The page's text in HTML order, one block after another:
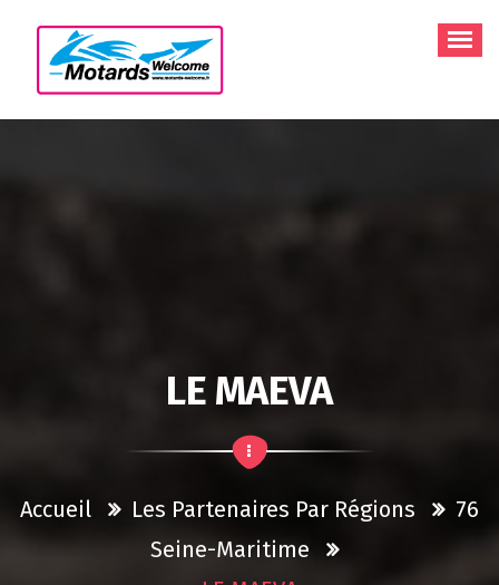
contenu
LE MAEVA
Accueil Les Partenaires Par Régions
76
Seine-Maritime